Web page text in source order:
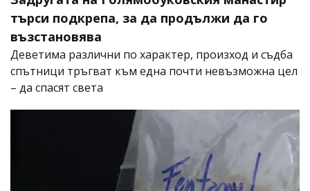
търси подкрепа, за да продължи да го
възстановява
Деветима различни по характер, произход и съдба
спътници тръгват към една почти невъзможна цел
– да спасят света